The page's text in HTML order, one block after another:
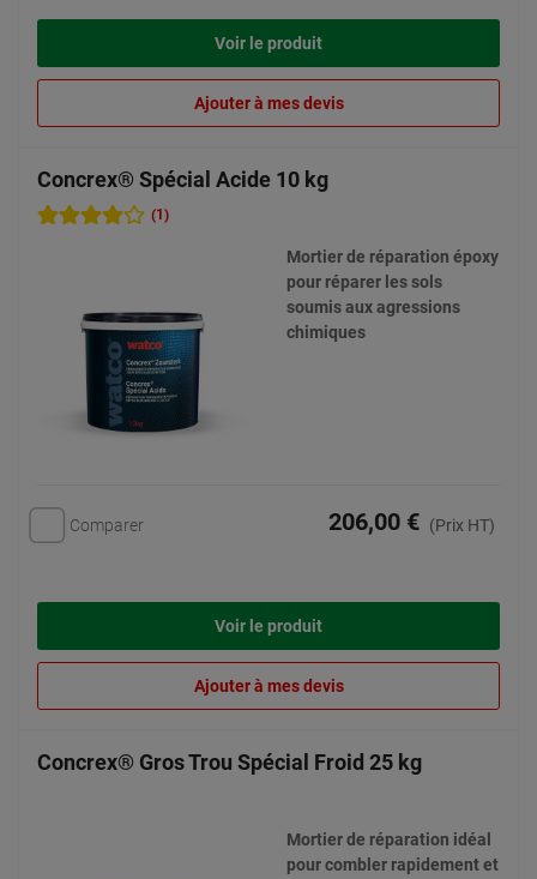
Voir le produit
Ajouter à mes devis
Concrex® Spécial Acide 10 kg
(1)
Mortier de réparation époxy
pour réparer les sols
soumis aux agressions
chimiques
Comparer 206,00 € (Prix HT)
Voir le produit
Ajouter à mes devis
Concrex® Gros Trou Spécial Froid 25 kg
Mortier de réparation idéal
pour combler rapidement et